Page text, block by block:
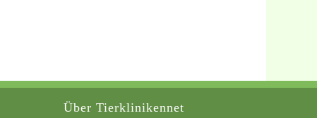
Über Tierklinikennet